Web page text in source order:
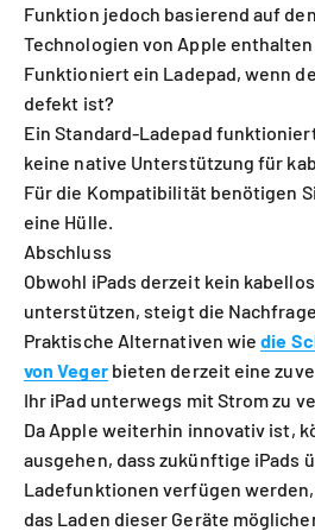
Funktion jedoch basierend auf
Technologien von Apple
Funktioniert ein Ladepad, wenn
defekt ist?
Ein Standard-Ladepad
keine native Unterstützung für
Für die Kompatibilität benötigen
eine Hülle.
Abschluss
Obwohl iPads derzeit kein
unterstützen, steigt die
Praktische Alternativen wiedie
von Vegerbieten derzeit eine
Ihr iPad unterwegs mit Strom zu
Da Apple weiterhin innovativ ist,
ausgehen, dass zukünftige iPads
Ladefunktionen verfügen
das Laden dieser Geräte